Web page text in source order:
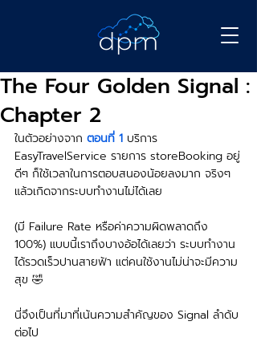
The Four Golden Signal :
Chapter 2
ในตัวอย่างจาก ตอนที่ 1 บริการ
EasyTravelService รายการ storeBooking อยู่
ดีๆ ก็ใช้เวลาในการตอบสนองน้อยลงมาก จริงๆ
แล้วเกิดจากระบบทำงานไม่ได้เลย
(มี Failure Rate หรือค่าความผิดพลาดถึง
100%) แบบนี้เราถึงบางอ้อได้เลยว่า ระบบทำงาน
ได้รวดเร็วปานสายฟ้า แต่คนใช้งานไม่น่าจะมีความ
สุข 🤣
นี่จึงเป็นที่มาที่เน้นความสำคัญของ Signal ลำดับ
ต่อไป